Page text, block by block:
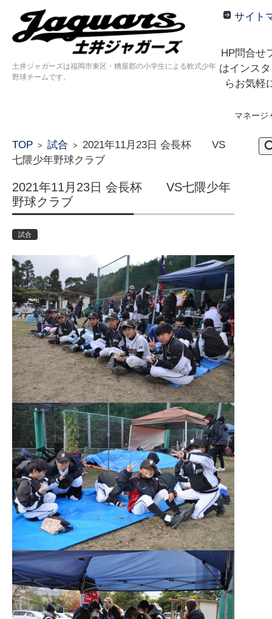
土井ジャガーズは福岡市東区・糟屋郡の小学生による軟式少年
野球チームです。
サイト
HP問合せ
はインス
らお気軽
マネー
TOP > 試合 > 2021年11月23日 会長杯 VS
七隈少年野球クラブ
2021年11月23日 会長杯 VS七隈少年
野球クラブ
試合
検
索: